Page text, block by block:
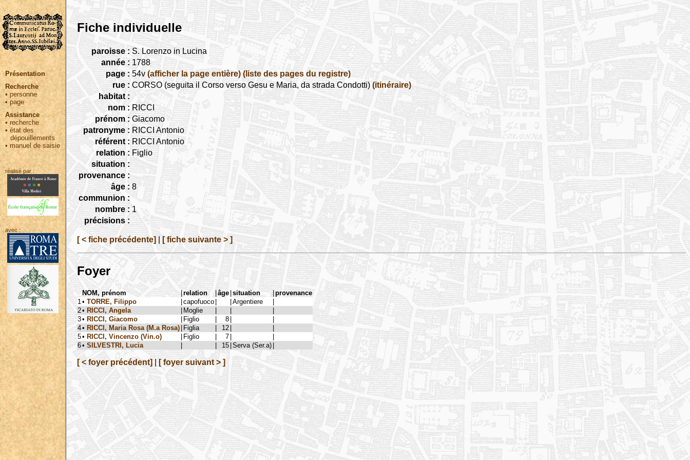
Présentation
Recherche
• personne
•page
Assistance
• recherche
•état des
dépouillements
•manuel de saisie
réalisé par :
avec :
Fiche individuelle
paroisse : S. Lorenzo in Lucina
année : 1788
page : 54v (afficher la page entière) (liste des pages du registre)
rue : CORSO (seguita il Corso verso Gesu e Maria, da strada Condotti) (itinéraire)
habitat :
nom : RICCI
prénom : Giacomo
patronyme : RICCI Antonio
référent : RICCI Antonio
relation : Figlio
situation :
provenance :
âge : 8
communion :
nombre : 1
précisions :
[ < fiche précédente] [ fiche suivante > ]
Foyer
NOM, prénom |relation |âge |situation |provenance
1 • TORRE, Filippo |capofuoco | |Argentiere
|
2• RICCI, Angela | Moglie | |
|
3• RICCI, Giacomo | Figlio | 8 |
|
4• RICCI, Maria Rosa (M.a Rosa) | Figlia | 12 |
|
5• RICCI, Vincenzo (Vin.o) | Figlio | 7 |
|
6• SILVESTRI, Lucia | | 15 |Serva (Ser.a) |
[ < foyer précédent] [ foyer suivant > ]